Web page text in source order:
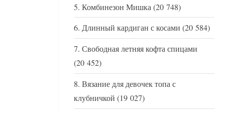
Комбинезон Мишка(20 748)
Длинный кардиган с косами (20 584)
Свободная летняя кофта спицами
(20 452)
Вязание для девочек топа с
клубничкой (19 027)